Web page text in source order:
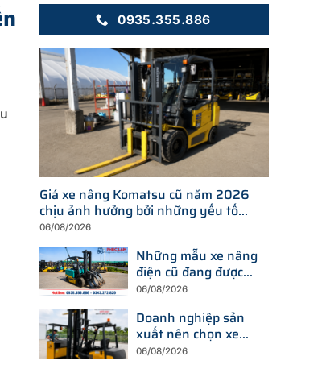
0935.355.886
Giá xe nâng Komatsu cũ năm 2026
chịu ảnh hưởng bởi những yếu tố
nào?
06/08/2026
Những mẫu xe nâng
điện cũ đang được
tìm kiếm nhiều nhất
nay
06/08/2026
Doanh nghiệp sản
xuất nên chọn xe
nâng điện hay xe
06/08/2026